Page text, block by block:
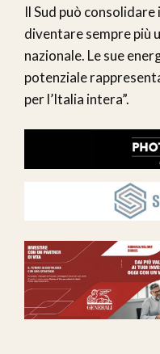
Il Sud può
diventare sempre più
nazionale. Le sue
potenziale
per l’Italia intera”.